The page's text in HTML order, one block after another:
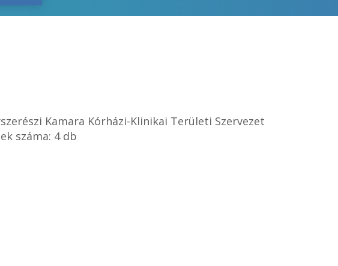
Kamara Kórházi-Klinikai Területi Szervezet
száma: 4 db